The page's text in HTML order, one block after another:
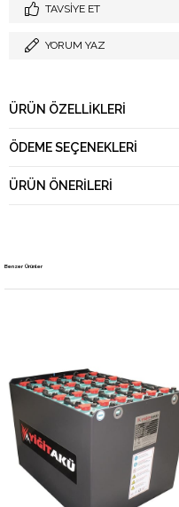
TAVSIYE ET
YORUM YAZ
ÜRÜN ÖZELLIKLERI
ÖDEME SEÇENEKLERI
ÜRÜN ÖNERILERI
Benzer Ürünler